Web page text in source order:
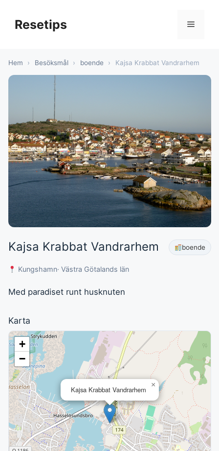
innehållResetips Meny
Hem › Besöksmål › boende › Kajsa Krabbat Vandrarhem
Kajsa Krabbat Vandrarhem boende
Kungshamn· Västra Götalands län
Med paradiset runt husknuten
Karta
Kajsa Krabbat Vandrarhem
×
+
−